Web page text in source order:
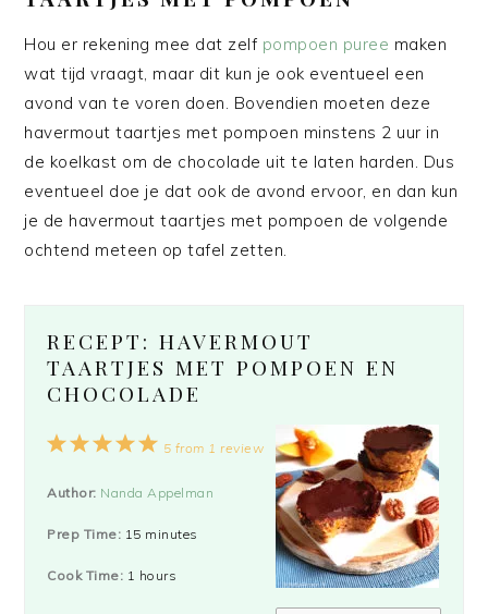
Hou er rekening mee dat zelf pompoen puree maken
wat tijd vraagt, maar dit kun je ook eventueel een
avond van te voren doen. Bovendien moeten deze
havermout taartjes met pompoen minstens 2 uur in
de koelkast om de chocolade uit te laten harden. Dus
eventueel doe je dat ook de avond ervoor, en dan kun
je de havermout taartjes met pompoen de volgende
ochtend meteen op tafel zetten.
RECEPT: HAVERMOUT
TAARTJES MET POMPOEN EN
CHOCOLADE
5
4
3
2
1
5 from 1 review
Author: Nanda Appelman
Prep Time: 15 minutes
Cook Time: 1 hours